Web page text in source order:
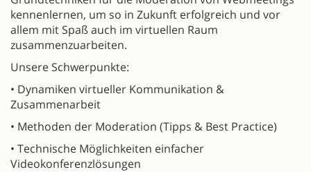
kennenlernen, um so in Zukunft erfolgreich und vor
allem mit Spaß auch im virtuellen Raum
zusammenzuarbeiten.
Unsere Schwerpunkte:
• Dynamiken virtueller Kommunikation &
Zusammenarbeit
• Methoden der Moderation (Tipps & Best Practice)
• Technische Möglichkeiten einfacher
Videokonferenzlösungen